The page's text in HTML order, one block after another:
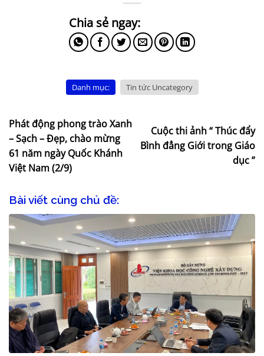
Danh mục: Tin tức Uncategory
Phát động phong trào Xanh
– Sạch – Đẹp, chào mừng
61 năm ngày Quốc Khánh
Việt Nam (2/9)
Cuộc thi ảnh “ Thúc đẩy
Bình đẳng Giới trong Giáo
dục ”
Bài viết cùng chủ đề: